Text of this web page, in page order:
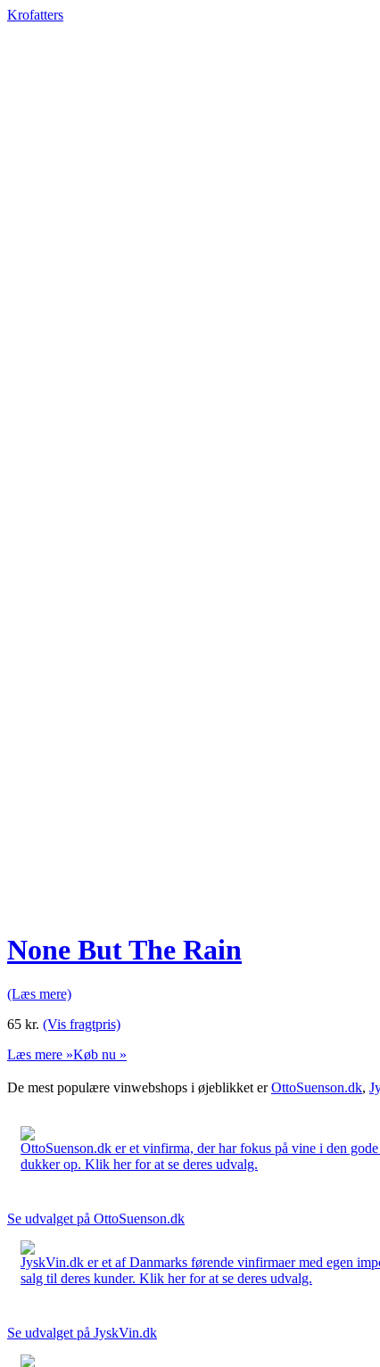
Krofatters
None But The Rain
(Læs mere)
65 kr. (Vis fragtpris)
Læs mere »Køb nu »
De mest populære vinwebshops i øjeblikket erOttoSuenson.dk,
OttoSuenson.dk er et vinfirma, der har fokus på vine i den
dukker op. Klik her for at se deres udvalg.
Se udvalget på OttoSuenson.dk
JyskVin.dk er et af Danmarks førende vinfirmaer med egen
salg til deres kunder. Klik her for at se deres udvalg.
Se udvalget på JyskVin.dk